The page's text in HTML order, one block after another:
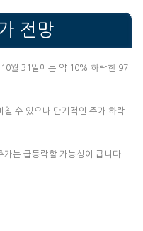
전망
월 31일에는 약 10% 하락한 97
칠 수 있으나 단기적인 주가 하락
가는 급등락할 가능성이 큽니다.